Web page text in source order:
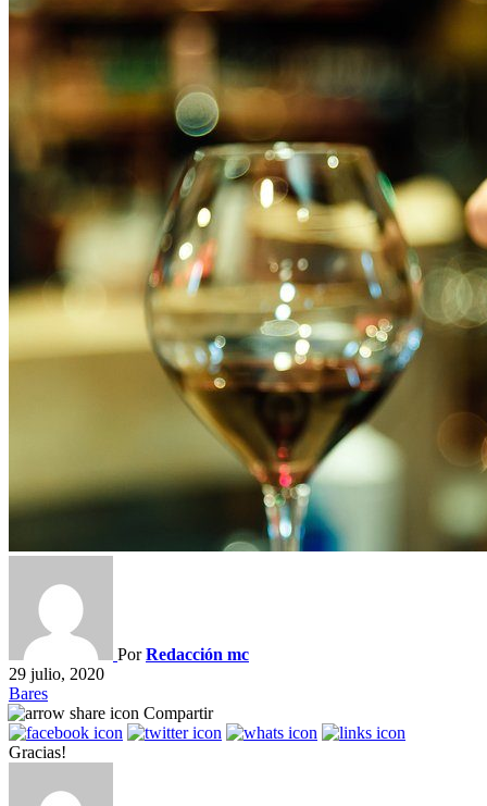
PorRedacción mc
29 julio, 2020
Bares
Compartir
Gracias!